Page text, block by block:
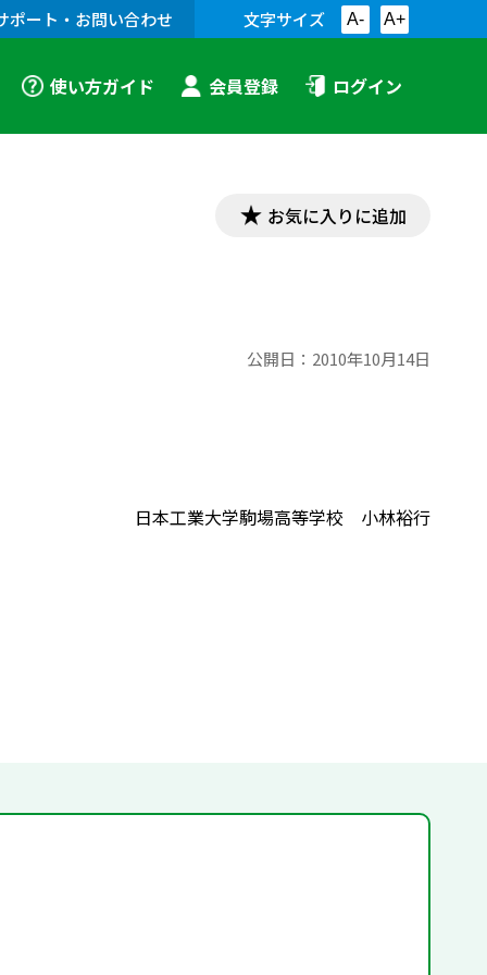
ポート・お問い合わせ 文字サイズ A- A+
使い方ガイド 会員登録 ログイン
お気に入りに追加
公開日： 2010年10月14日
日本工業大学駒場高等学校 小林裕行